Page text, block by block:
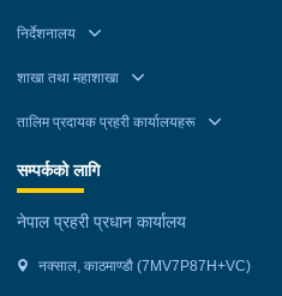
निर्देशनालय
शाखा तथा महाशाखा
तालिम प्रदायक प्रहरी कार्यालयहरू
सम्पर्कको लागि
नेपाल प्रहरी प्रधान कार्यालय
नक्साल, काठमाण्डौ (7MV7P87H+VC)